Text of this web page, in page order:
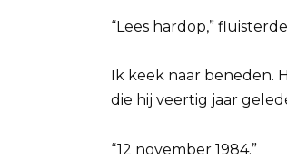
“Lees hardop,”
Ik keek naar
die hij veertig jaar
“12 november 1984.”